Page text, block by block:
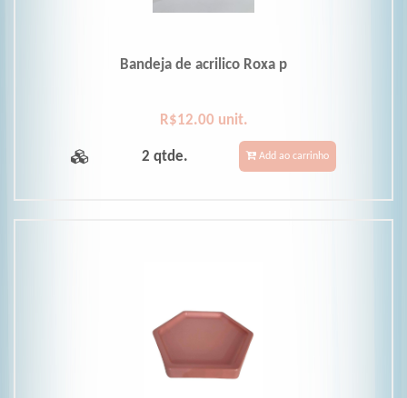
Bandeja de acrilico Roxa p
R$12.00 unit.
2 qtde. Add ao carrinho